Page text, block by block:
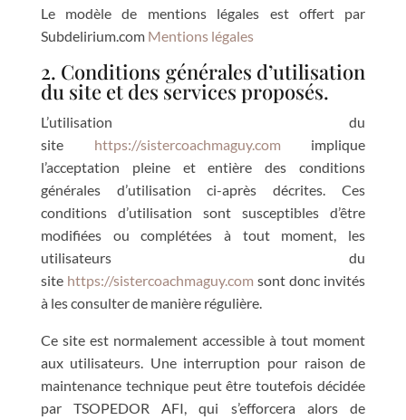
Le modèle de mentions légales est offert par
Subdelirium.com Mentions légales
2. Conditions générales d’utilisation
du site et des services proposés.
L’utilisation du
site
https://sistercoachmaguy.com
implique
l’acceptation pleine et entière des conditions
générales d’utilisation ci-après décrites. Ces
conditions d’utilisation sont susceptibles d’être
modifiées ou complétées à tout moment, les
utilisateurs du
site https://sistercoachmaguy.com sont donc invités
à les consulter de manière régulière.
Ce site est normalement accessible à tout moment
aux utilisateurs. Une interruption pour raison de
maintenance technique peut être toutefois décidée
par TSOPEDOR AFI, qui s’efforcera alors de